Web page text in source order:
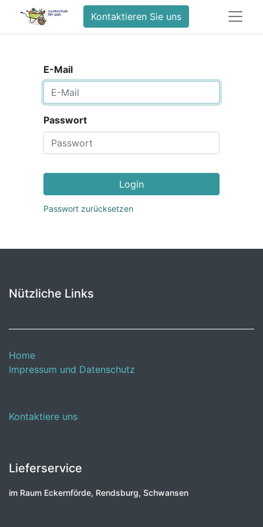
Kontaktieren Sie uns
E-Mail
Passwort
Login
Passwort zurücksetzen
Nützliche Links
Home
Impressum und Datenschutz
Kontaktiere uns
Lieferservice
im Raum Eckernförde, Rendsburg, Schwansen